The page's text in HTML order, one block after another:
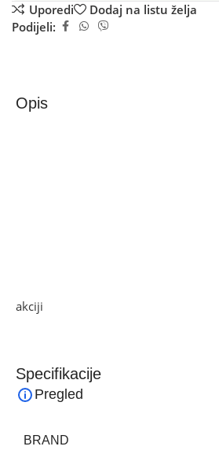
Uporedi
Dodaj na listu želja
Podijeli:
Opis
akciji
Specifikacije
Pregled
BRAND